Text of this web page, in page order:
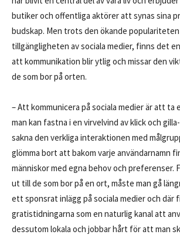
butiker och offentliga aktörer att synas sina
budskap. Men trots den ökande
tillgängligheten av sociala medier, finns det
att kommunikation blir ytlig och missar den
de som bor på orten.
– Att kommunicera på sociala medier är att ta
man kan fastna i en virvelvind av klick och
sakna den verkliga interaktionen med
glömma bort att bakom varje användarnamn
människor med egna behov och preferenser.
ut till de som bor på en ort, måste man gå
ett sponsrat inlägg på sociala medier och där
gratistidningarna som en naturlig kanal att
dessutom lokala och jobbar hårt för att man